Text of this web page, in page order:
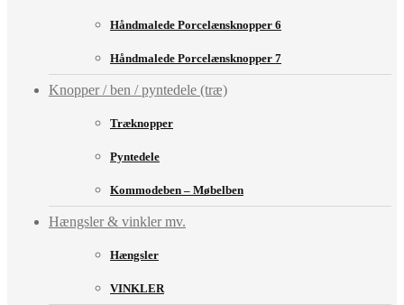
Håndmalede Porcelænsknopper 6
Håndmalede Porcelænsknopper 7
Knopper / ben / pyntedele (træ)
Træknopper
Pyntedele
Kommodeben – Møbelben
Hængsler & vinkler mv.
Hængsler
VINKLER